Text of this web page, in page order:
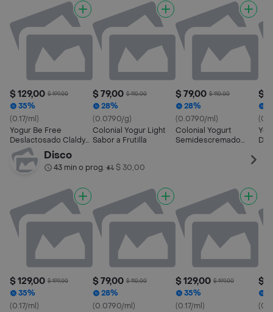
$ 129,00 $ 199,00
35%
(0.17/ml)
Yogur Be Free
Deslactosado Claldy
Durazno
$ 79,00 $ 110,00
28%
(0.0790/g)
Colonial Yogur Light
Sabor a Frutilla
$ 79,00 $ 110,00
28%
(0.0790/ml)
Colonial Yogurt
Semidescremado
$
Disco
43 min o prog.• $ 30,00
$ 129,00 $ 199,00
35%
(0.17/ml)
$ 79,00 $ 110,00
28%
(0.0790/ml)
$ 129,00 $ 199,00
35%
(0.17/ml)
$